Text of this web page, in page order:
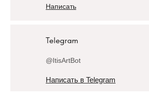
Telegram
Написать
Написать в Telegram
@ItisArtBot